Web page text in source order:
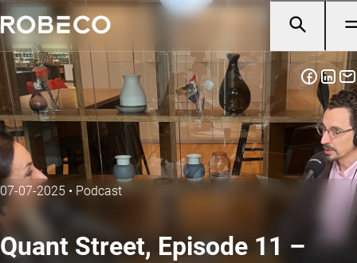
07-07-2025 • Podcast
Quant Street, Episode 11 –